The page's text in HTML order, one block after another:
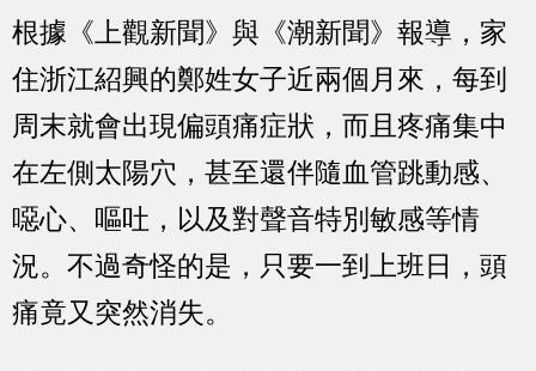
根據《上觀新聞》與《潮新聞》報導，家
住浙江紹興的鄭姓女子近兩個月來，每到
周末就會出現偏頭痛症狀，而且疼痛集中
在左側太陽穴，甚至還伴隨血管跳動感、
噁心、嘔吐，以及對聲音特別敏感等情
況。不過奇怪的是，只要一到上班日，頭
痛竟又突然消失。